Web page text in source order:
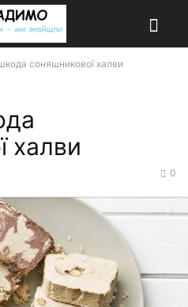
соняшникової халви
халви
0